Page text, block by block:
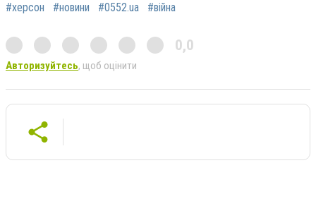
#херсон #новини #0552.ua #війна
0,0
Авторизуйтесь, щоб оцінити